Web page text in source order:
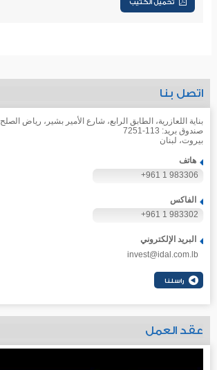
اتصل بنا
بناية اللعازرية، الطابق الرابع، شارع الأمير بشير، رياض الصلح
صندوق بريد: 113-7251
بيروت، لبنان
هاتف
+961 1 983306
الفاكس
+961 1 983302
البريد الإلكتروني
invest@idal.com.lb
عقد العمل